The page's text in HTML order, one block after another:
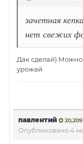
зачетная
нет свежих
Дак сделай) Можно
урожай
павлентий 20,209
Опубликовано4